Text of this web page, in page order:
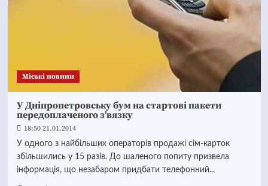
Mіські новини
У Дніпропетровську бум на стартові пакети
передоплаченого з’вязку
18:50 21.01.2014
У одного з найбільших операторів продажі сім-карток
збільшились у 15 разів. До шаленого попиту призвела
інформація, що незабаром придбати телефонний...